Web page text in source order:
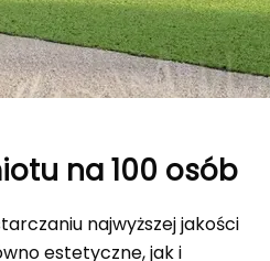
na 100 osób
najwyższej jakości
estetyczne, jak i